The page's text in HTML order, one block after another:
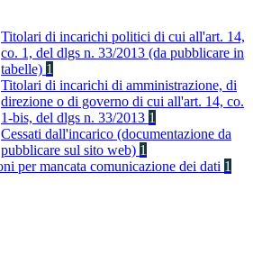
Titolari di incarichi politici di cui all'art. 14,
co. 1, del dlgs n. 33/2013 (da pubblicare in
tabelle) 1
Titolari di incarichi di amministrazione, di
direzione o di governo di cui all'art. 14, co.
1-bis, del dlgs n. 33/2013 1
Cessati dall'incarico (documentazione da
pubblicare sul sito web) 1
per mancata comunicazione dei dati 1